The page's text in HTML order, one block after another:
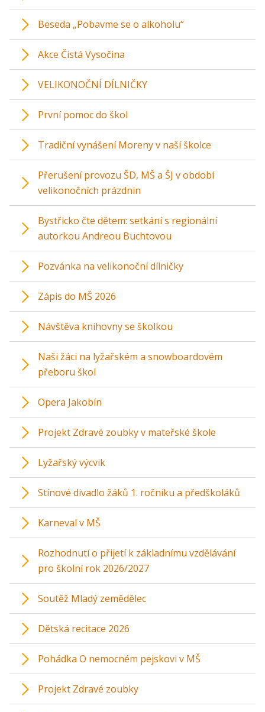
Beseda „Pobavme se o alkoholu“
Akce Čistá Vysočina
VELIKONOČNÍ DÍLNIČKY
První pomoc do škol
Tradiční vynášení Moreny v naší školce
Přerušení provozu ŠD, MŠ a ŠJ v období
velikonočních prázdnin
Bystřicko čte dětem: setkání s regionální
autorkou Andreou Buchtovou
Pozvánka na velikonoční dílničky
Zápis do MŠ 2026
Návštěva knihovny se školkou
Naši žáci na lyžařském a snowboardovém
přeboru škol
Opera Jakobín
Projekt Zdravé zoubky v mateřské škole
Lyžařský výcvik
Stínové divadlo žáků 1. ročníku a předškoláků
Karneval v MŠ
Rozhodnutí o přijetí k základnímu vzdělávání
pro školní rok 2026/2027
Soutěž Mladý zemědělec
Dětská recitace 2026
Pohádka O nemocném pejskovi v MŠ
Projekt Zdravé zoubky